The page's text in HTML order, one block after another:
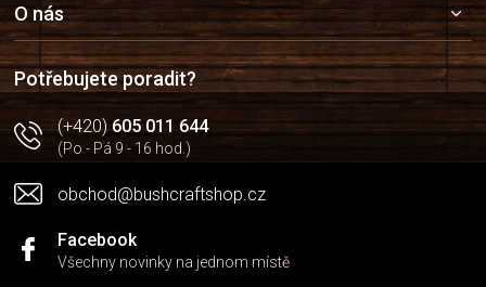
a
t
í
O nás
Potřebujete poradit?
(+420)605 011 644
(Po - Pá 9 - 16 hod.)
obchod@bushcraftshop.cz
Facebook
Všechny novinky na jednom místě